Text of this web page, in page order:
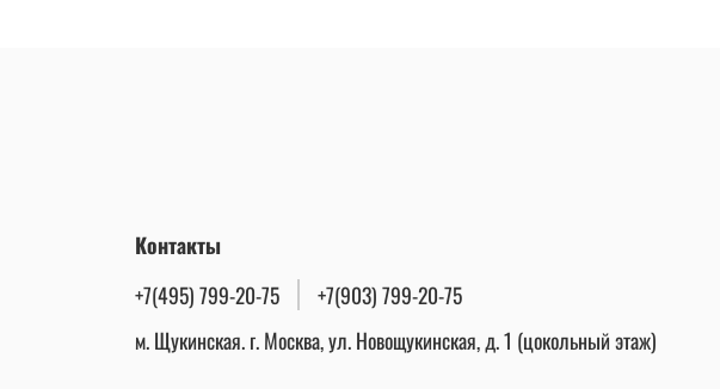
Контакты
+7(495) 799-20-75
+7(903) 799-20-75
м. Щукинская. г. Москва, ул. Новощукинская, д. 1 (цокольный этаж)